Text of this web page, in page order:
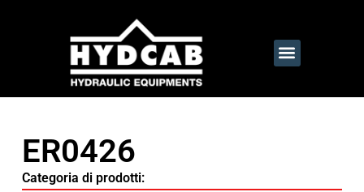
ER0426
Categoria di prodotti: